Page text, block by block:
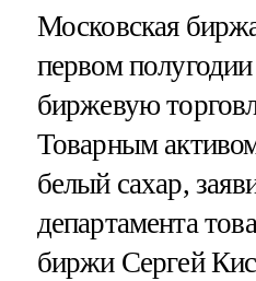
Московская
первом полугодии
биржевую
Товарным
белый сахар,
департамента
биржи Сергей